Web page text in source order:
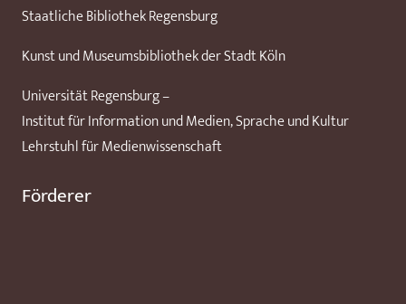
Staatliche Bibliothek Regensburg
Kunst und Museumsbibliothek der Stadt Köln
Universität Regensburg –
Institut für Information und Medien, Sprache und Kultur
Lehrstuhl für Medienwissenschaft
Förderer